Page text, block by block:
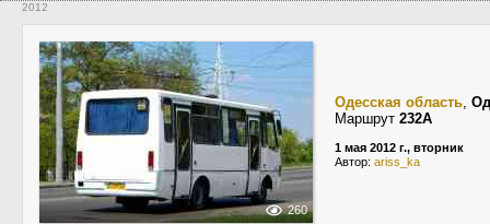
2012
260
Одесская область,
Маршрут 232А
1 мая 2012 г., вторник
Автор: ariss_ka